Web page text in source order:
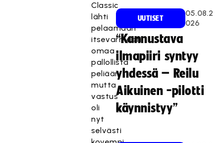
Classic
lähti
pelaamaan
itsevarmasti
omaa
pallollista
peliään
mutta
vastus
oli
nyt
selvästi
UUTISET
05.08.2
026
“Kannustava
ilmapiiri syntyy
yhdessä – Reilu
Aikuinen -pilotti
käynnistyy”